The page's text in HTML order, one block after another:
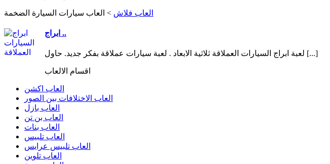
العاب فلاش > العاب سيارات السيارة الضخمة
ابراج ..
لعبة ابراج السيارات العملاقة ثلاثية الابعاد . لعبة سيارات عملاقة بفكر جديد. حاول [...]
اقسام الالعاب
العاب اكشن
العاب الاختلافات بين الصور
العاب بازل
العاب بن تن
العاب بنات
العاب تلبيس
العاب تلبيس عرايس
العاب تلوين